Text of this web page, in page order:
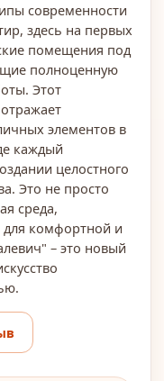
современности
здесь на первых
помещения под
полноценную
Этот
элементов в
каждый
целостного
Это не просто
среда,
комфортной и
– это новый